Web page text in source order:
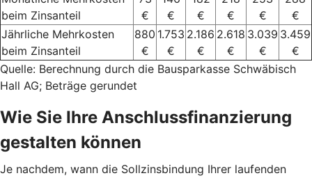
beim Zinsanteil
€
€
€
€
€
€
Jährliche Mehrkosten
beim Zinsanteil
880
€
1.753
€
2.186
€
2.618
€
3.039
€
3.459
€
Quelle: Berechnung durch die Bausparkasse Schwäbisch
Hall AG; Beträge gerundet
Wie Sie Ihre Anschlussfinanzierung
gestalten können
Je nachdem, wann die Sollzinsbindung Ihrer laufenden